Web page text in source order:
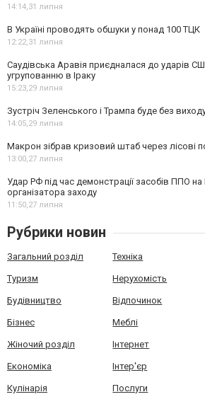
14:14, 31 липня
В Україні проводять обшуки у понад 100 ТЦК
12:22, 31 липня
Саудівська Аравія приєдналася до ударів
угрупованню в Іраку
15:23, 29 липня
Зустріч Зеленського і Трампа буде без
14:05, 29 липня
Макрон зібрав кризовий штаб через лісові
13:00, 27 липня
Удар РФ під час демонстрації засобів ППО
організатора заходу
11:50, 27 липня
Рубрики новин
Загальний розділ Техніка
Туризм Нерухомість
Будівництво Відпочинок
Бізнес Меблі
Жіночий розділ Інтернет
Економіка Інтер'єр
Кулінарія Послуги